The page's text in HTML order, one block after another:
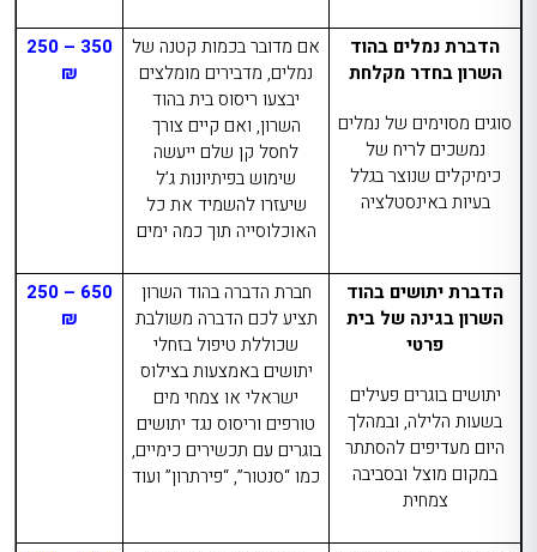
הדברת נמלים בהוד
השרון בחדר מקלחת
סוגים מסוימים של נמלים
נמשכים לריח של
כימיקלים שנוצר בגלל
בעיות באינסטלציה
אם מדובר בכמות קטנה של
נמלים, מדבירים מומלצים
יבצעו ריסוס בית בהוד
השרון, ואם קיים צורך
לחסל קן שלם ייעשה
שימוש בפיתיונות ג’ל
שיעזרו להשמיד את כל
האוכלוסייה תוך כמה ימים
350 – 250
₪
הדברת יתושים בהוד
השרון בגינה של בית
פרטי
יתושים בוגרים פעילים
בשעות הלילה, ובמהלך
היום מעדיפים להסתתר
במקום מוצל ובסביבה
צמחית
חברת הדברה בהוד השרון
תציע לכם הדברה משולבת
שכוללת טיפול בזחלי
יתושים באמצעות בצילוס
ישראלי או צמחי מים
טורפים וריסוס נגד יתושים
בוגרים עם תכשירים כימיים,
כמו “סנטור”, “פירתרון” ועוד
650 – 250
₪